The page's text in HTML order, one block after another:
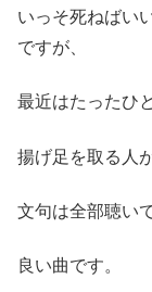
いっそ死ねばい
ですが、
最近はたったひ
揚げ足を取る人
文句は全部聴い
良い曲です。